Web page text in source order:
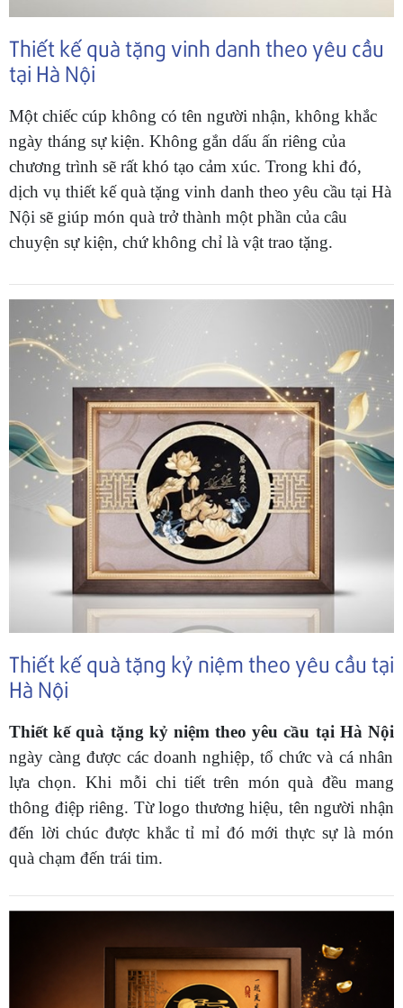
Thiết kế quà tặng vinh danh theo yêu cầu
tại Hà Nội
Một chiếc cúp không có tên người nhận, không khắc
ngày tháng sự kiện. Không gắn dấu ấn riêng của
chương trình sẽ rất khó tạo cảm xúc. Trong khi đó,
dịch vụ thiết kế quà tặng vinh danh theo yêu cầu tại Hà
Nội sẽ giúp món quà trở thành một phần của câu
chuyện sự kiện, chứ không chỉ là vật trao tặng.
Thiết kế quà tặng kỷ niệm theo yêu cầu tại
Hà Nội
Thiết kế quà tặng kỷ niệm theo yêu cầu tại Hà Nội
ngày càng được các doanh nghiệp, tổ chức và cá nhân
lựa chọn. Khi mỗi chi tiết trên món quà đều mang
thông điệp riêng. Từ logo thương hiệu, tên người nhận
đến lời chúc được khắc tỉ mỉ đó mới thực sự là món
quà chạm đến trái tim.